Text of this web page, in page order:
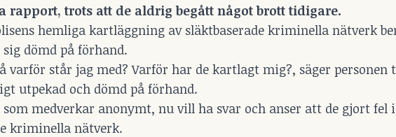
rapport, trots att de aldrig begått något brott tidigare.
hemliga kartläggning av släktbaserade kriminella nätverk
dömd på förhand.
varför står jag med? Varför har de kartlagt mig?, säger personen
utpekad och dömd på förhand.
medverkar anonymt, nu vill ha svar och anser att de gjort fel
kriminella nätverk.